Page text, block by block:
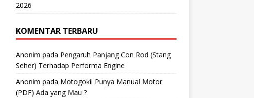
2026
KOMENTAR TERBARU
Anonim pada Pengaruh Panjang Con Rod (Stang
Seher) Terhadap Performa Engine
Anonim pada Motogokil Punya Manual Motor
(PDF) Ada yang Mau ?